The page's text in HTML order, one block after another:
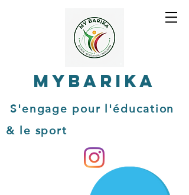
MYBARIKA
S'engage pour l'éducation
& le sport